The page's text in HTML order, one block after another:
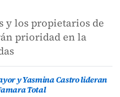
y los propietarios de
prioridad en la
y Yasmina Castro lideran
Total